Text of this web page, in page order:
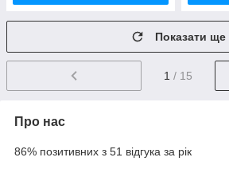
Показати ще
1 / 15
Про нас
86% позитивних з 51 відгука за рік